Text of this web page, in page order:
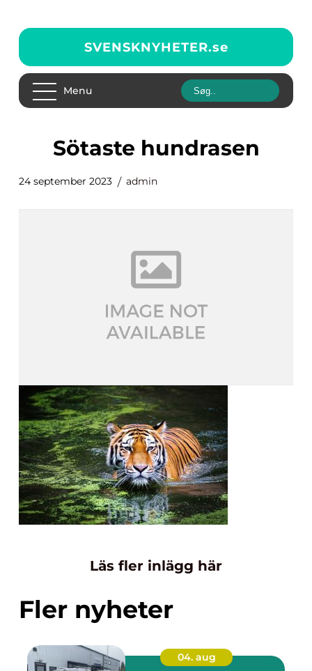
SVENSKNYHETER.se
Menu
sötaste hundrasen
24 september 2023 admin
Läs fler inlägg här
Fler nyheter
04. aug